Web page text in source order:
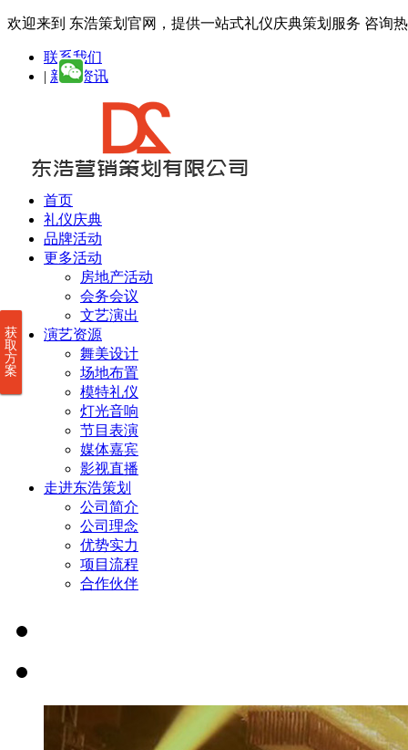
欢迎来到 东浩策划官网，提供一站式礼仪庆典策划服务 咨询
联系我们
| 新闻资讯
首页
礼仪庆典
品牌活动
更多活动
房地产活动
会务会议
文艺演出
演艺资源
舞美设计
场地布置
模特礼仪
灯光音响
节目表演
媒体嘉宾
影视直播
走进东浩策划
公司简介
公司理念
优势实力
项目流程
合作伙伴
获
取
方
案